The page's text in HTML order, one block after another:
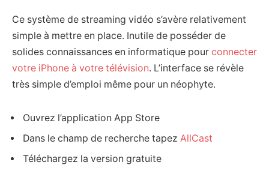
Ce système de streaming vidéo s’avère relativement
simple à mettre en place. Inutile de posséder de
solides connaissances en informatique pour connecter
votre iPhone à votre télévision. L’interface se révèle
très simple d’emploi même pour un néophyte.
Ouvrez l’application App Store
Dans le champ de recherche tapez AllCast
Téléchargez la version gratuite